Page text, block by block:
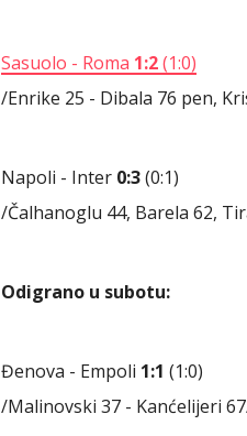
Sasuolo - Roma 1:2(1:0)
/Enrike 25 - Dibala 76 pen,
Napoli - Inter 0:3(0:1)
/Čalhanoglu 44, Barela 62,
Odigrano u subotu:
Đenova - Empoli 1:1 (1:0)
/Malinovski 37 - Kanćelijeri